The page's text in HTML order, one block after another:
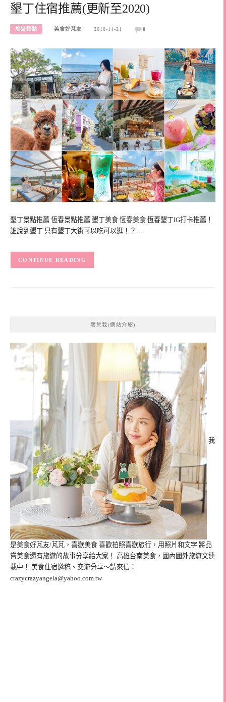
墾丁住宿推薦(更新至2020)
旅遊景點 美食好芃友 2018-11-21 0
墾丁景點推薦 恆春景點推薦 墾丁美食 恆春美食 恆春墾丁IG打卡推薦！
誰說到墾丁 只有墾丁大街可以吃可以逛！？…
CONTINUE READING
關於我(網站介紹)
我
是美食好芃友/芃芃，喜歡美食 喜歡拍照喜歡旅行，用照片和文字 將品
嘗美食還有旅遊的故事分享給大家！ 高雄台南美食，國內國外旅遊文連
載中！ 美食住宿邀稿、交流分享～請來信：
crazycrazyangela@yahoo.com.tw